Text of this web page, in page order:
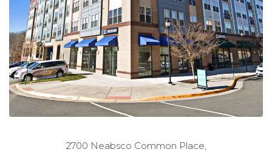
2700 Neabsco Common Place,